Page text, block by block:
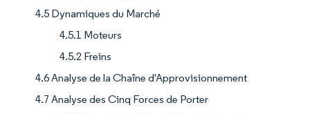
4.5 Dynamiques du Marché
4.5.1 Moteurs
4.5.2 Freins
4.6 Analyse de la Chaîne d'Approvisionnement
4.7 Analyse des Cinq Forces de Porter